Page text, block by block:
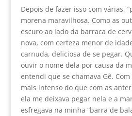
Depois de fazer isso com várias,
morena maravilhosa. Como as
escuro ao lado da barraca de
nova, com certeza menor de
carnuda, deliciosa de se pegar.
ouvir o nome dela por causa da
entendi que se chamava Gê.
mais intenso do que com as
ela me deixava pegar nela e a
esfregava na minha “barra de